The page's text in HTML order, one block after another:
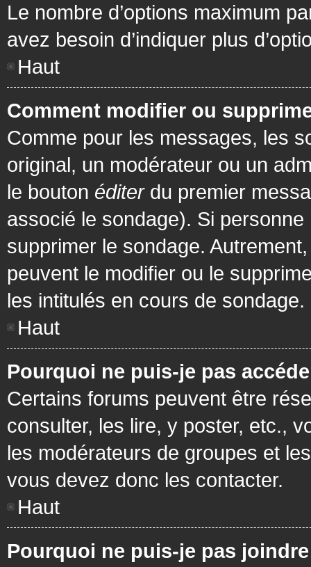
Le nombre d’options maximum
avez besoin d’indiquer plus
Haut
Comment modifier ou
Comme pour les messages, les
original, un modérateur ou un
le bouton éditerdu premier
associé le sondage). Si personne
supprimer le sondage.
peuvent le modifier ou le
les intitulés en cours de sondage.
Haut
Pourquoi ne puis-je pas
Certains forums peuvent être
consulter, les lire, y poster, etc.,
les modérateurs de groupes et
vous devez donc les contacter.
Haut
Pourquoi ne puis-je pas